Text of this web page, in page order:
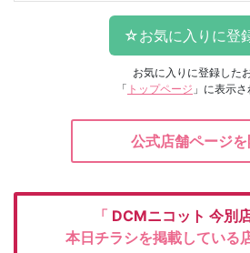
お気に入りに登録した
「 トップページ 」に表示さ
公式店舗ページを
「 DCMニコット 今別
本日チラシを掲載している